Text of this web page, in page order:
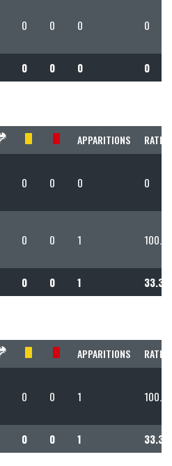
0 0 0 0
0 0 0 0
APPARITIONS RATIO
0 0 0 0
0 0 1 100.00
0 0 1 33.33
APPARITIONS RATIO
0 0 1 100.00
0 0 1 33.33